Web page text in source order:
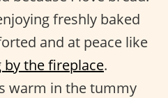
freshly baked
and at peace like
by the fireplace.
warm in the tummy